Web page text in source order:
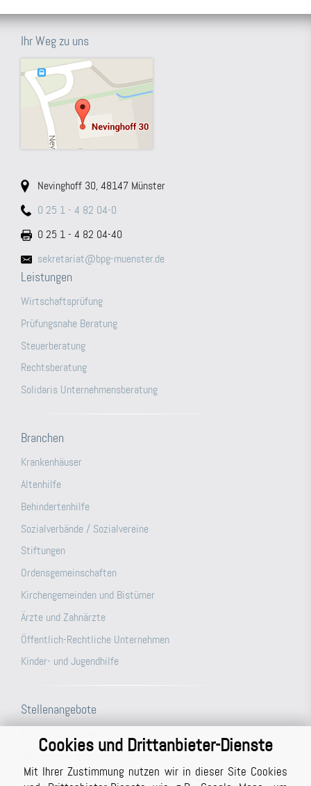
Cookies und Drittanbieter-Dienste
Mit Ihrer Zustimmung nutzen wir in dieser Site Cookies
Ihr Weg zu uns
Nevinghoff 30, 48147 Münster
0 25 1 - 4 82 04-0
0 25 1 - 4 82 04-40
sekretariat@bpg-muenster.de
Leistungen
Wirtschaftsprüfung
Prüfungsnahe Beratung
Steuerberatung
Rechtsberatung
Solidaris Unternehmensberatung
Branchen
Krankenhäuser
Altenhilfe
Behindertenhilfe
Sozialverbände / Sozialvereine
Stiftungen
Ordensgemeinschaften
Kirchengemeinden und Bistümer
Ärzte und Zahnärzte
Öffentlich-Rechtliche Unternehmen
Kinder- und Jugendhilfe
Stellenangebote
Steuerfachangestellte (m/w/d)
Büroassistenz (m/w/d) für unsere Berichtsabteilung/unser